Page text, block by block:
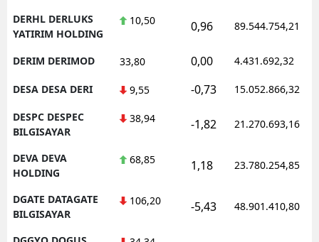
DERHL DERLUKS
YATIRIM HOLDING
10,50 0,96 89.544.754,21
DERIM DERIMOD 33,80 0,00 4.431.692,32
DESA DESA DERI 9,55 -0,73 15.052.866,32
DESPC DESPEC
BILGISAYAR
38,94 -1,82 21.270.693,16
DEVA DEVA
HOLDING
68,85 1,18 23.780.254,85
DGATE DATAGATE
BILGISAYAR
106,20 -5,43 48.901.410,80